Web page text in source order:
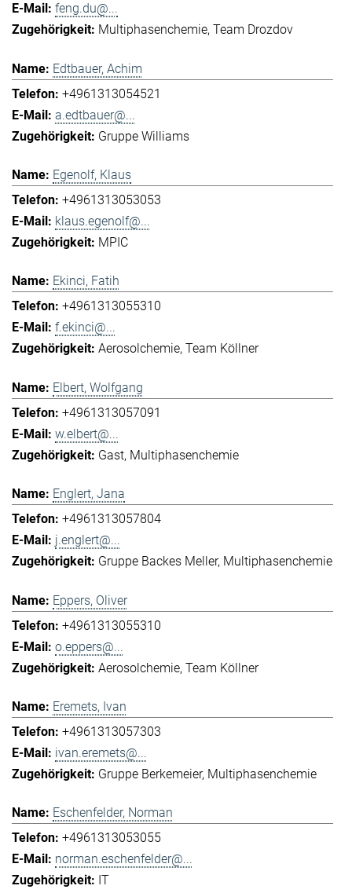
feng.du@...
Multiphasenchemie Team Drozdov
Edtbauer, Achim
+4961313054521
a.edtbauer@...
Gruppe Williams
Egenolf, Klaus
+4961313053053
klaus.egenolf@...
MPIC
Ekinci, Fatih
+4961313055310
f.ekinci@...
Aerosolchemie Team Köllner
Elbert, Wolfgang
+4961313057091
w.elbert@...
Gast Multiphasenchemie
Englert, Jana
+4961313057804
j.englert@...
Gruppe Backes Meller Multiphasenchemie
Eppers, Oliver
+4961313055310
o.eppers@...
Aerosolchemie Team Köllner
Eremets, Ivan
+4961313057303
ivan.eremets@...
Gruppe Berkemeier Multiphasenchemie
Eschenfelder, Norman
+4961313053055
norman.eschenfelder@...
IT